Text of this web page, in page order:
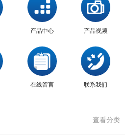
产品中心 产品视频
在线留言 联系我们
查看分类